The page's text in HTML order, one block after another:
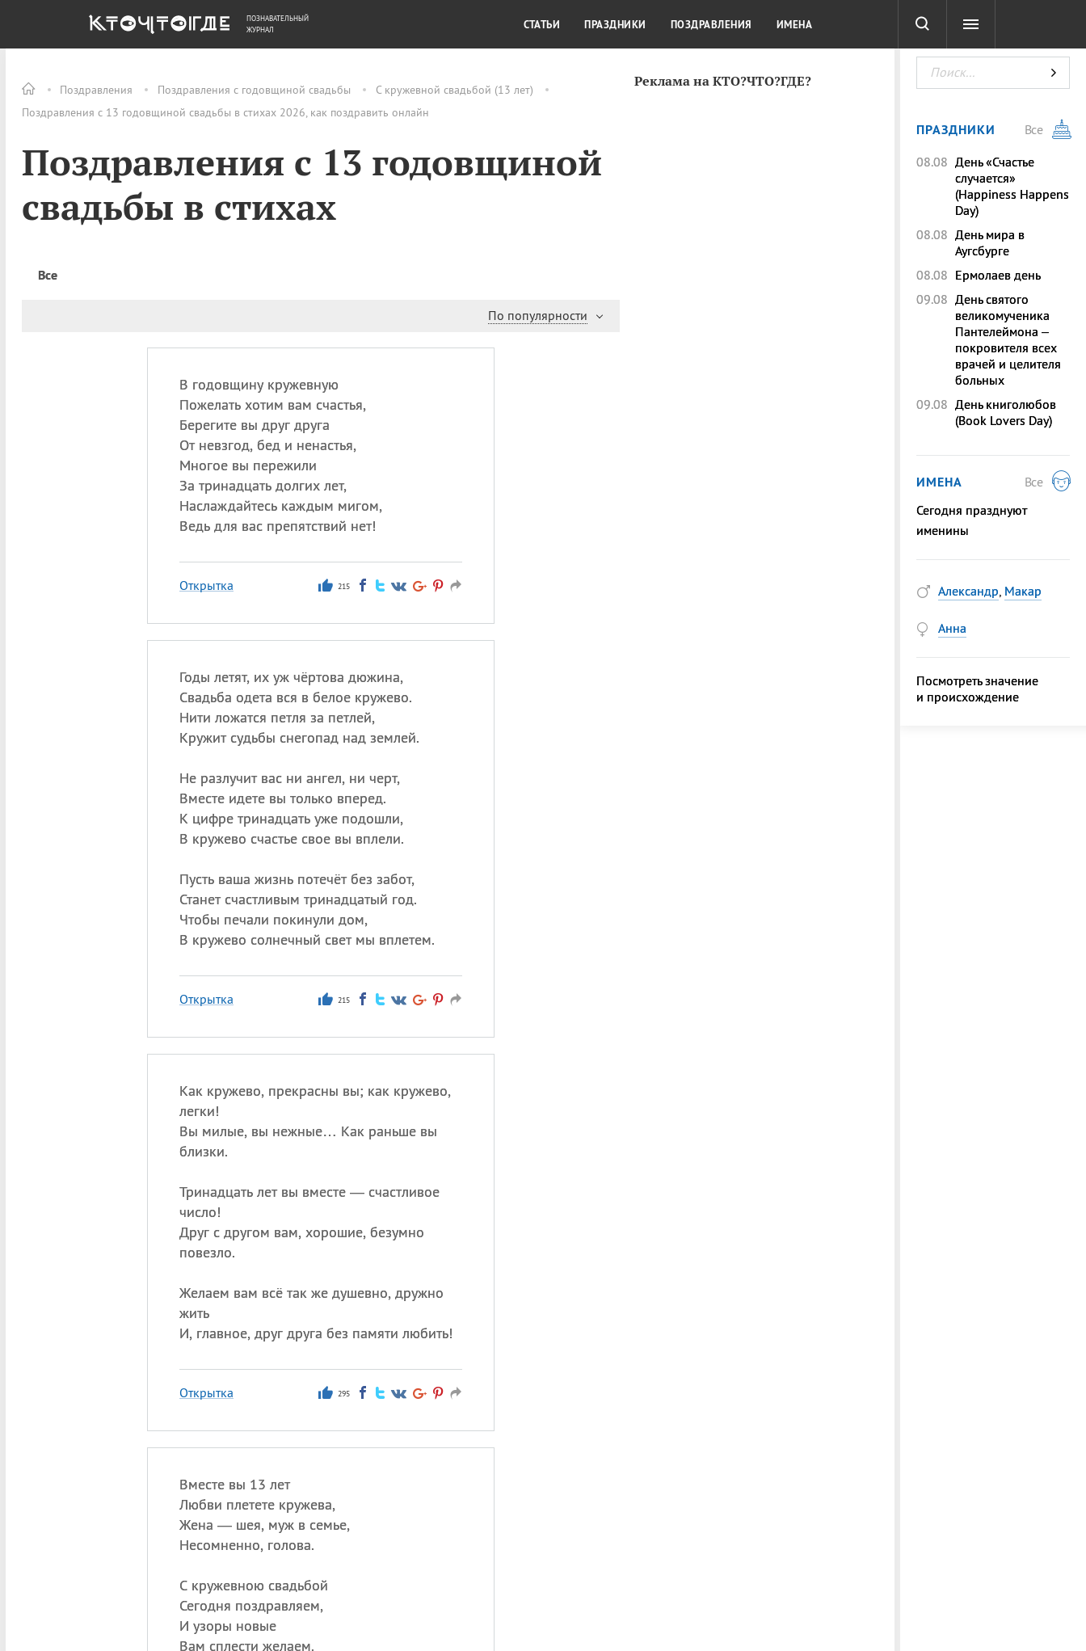
Поздравления Поздравления с годовщиной свадьбы
С кружевной свадьбой (13 лет)
Поздравления с 13 годовщиной свадьбы в стихах 2026, как поздравить онлайн
Поздравления с 13 годовщиной
свадьбы в стихах
Все
По популярности
В годовщину кружевную
Пожелать хотим вам счастья,
Берегите вы друг друга
От невзгод, бед и ненастья,
Многое вы пережили
За тринадцать долгих лет,
Наслаждайтесь каждым мигом,
Ведь для вас препятствий нет!
Открытка 215
Годы летят, их уж чёртова дюжина,
Свадьба одета вся в белое кружево.
Нити ложатся петля за петлей,
Кружит судьбы снегопад над землей.
Не разлучит вас ни ангел, ни черт,
Вместе идете вы только вперед.
К цифре тринадцать уже подошли,
В кружево счастье свое вы вплели.
Пусть ваша жизнь потечёт без забот,
Станет счастливым тринадцатый год.
Чтобы печали покинули дом,
В кружево солнечный свет мы вплетем.
Открытка 215
Как кружево, прекрасны вы; как кружево,
легки!
Вы милые, вы нежные… Как раньше вы
близки.
Тринадцать лет вы вместе — счастливое
число!
Друг с другом вам, хорошие, безумно
повезло.
Желаем вам всё так же душевно, дружно
жить
И, главное, друг друга без памяти любить!
Открытка 295
Вместе вы 13 лет
Любви плетете кружева,
Жена — шея, муж в семье,
Несомненно, голова.
С кружевною свадьбой
Сегодня поздравляем,
И узоры новые
Вам сплести желаем.
Реклама на КТО?ЧТО?ГДЕ?
ОБЩЕСТВО ДЕНЬГИ КУЛЬТУРА КРАСОТА ТЕСТЫ
ПОЗНАВАТЕЛЬНЫЙ
ЖУРНАЛ
СТАТЬИ ПРАЗДНИКИ ПОЗДРАВЛЕНИЯ ИМЕНА
ПРАЗДНИКИ
Все
08.08 День «Счастье
случается»
(Happiness Happens
Day)
08.08 День мира в
Аугсбурге
08.08 Ермолаев день
09.08 День святого
великомученика
Пантелеймона –
покровителя всех
врачей и целителя
больных
09.08 День книголюбов
(Book Lovers Day)
ИМЕНА
Все
Сегодня празднуют
именины
Александр, Макар
Анна
Посмотреть значение
и происхождение